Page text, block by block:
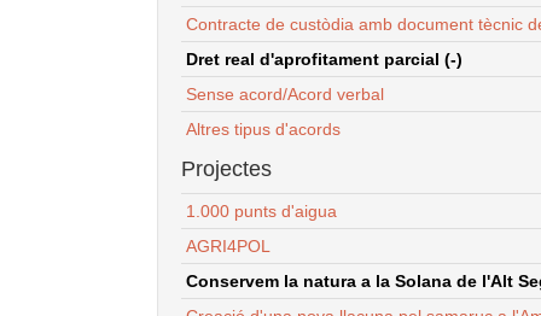
Contracte de custòdia amb document tècnic
Dret real d'aprofitament parcial (-)
Sense acord/Acord verbal
Altres tipus d'acords
Projectes
1.000 punts d'aigua
AGRI4POL
Conservem la natura a la Solana de l'Alt